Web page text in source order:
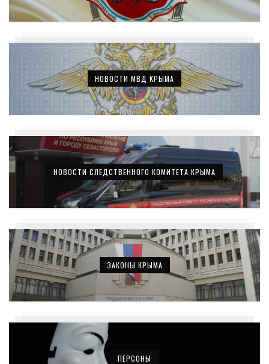
НОВОСТИ МВД КРЫМА
НОВОСТИ СЛЕДСТВЕННОГО КОМИТЕТА КРЫМА
ЗАКОНЫ КРЫМА
ПЕРСОНЫ